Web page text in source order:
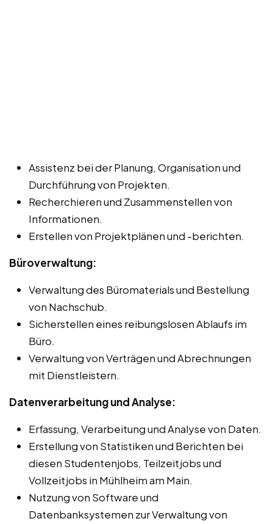
Assistenz bei der Planung, Organisation und
Durchführung von Projekten.
Recherchieren und Zusammenstellen von
Informationen.
Erstellen von Projektplänen und -berichten.
Büroverwaltung:
Verwaltung des Büromaterials und Bestellung
von Nachschub.
Sicherstellen eines reibungslosen Ablaufs im
Büro.
Verwaltung von Verträgen und Abrechnungen
mit Dienstleistern.
Datenverarbeitung und Analyse:
Erfassung, Verarbeitung und Analyse von Daten.
Erstellung von Statistiken und Berichten bei
diesen Studentenjobs, Teilzeitjobs und
Vollzeitjobs in Mühlheim am Main.
Nutzung von Software und
Datenbanksystemen zur Verwaltung von